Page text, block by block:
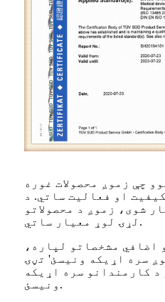
چې زموږ محصولات غوره
کیفیت او فعالیت ساتي. د TÜV په څیر د معتبرو
شوی، زموږ د محصولاتو
لړۍ لوړ معیار ساتي.
اضافي مشخصاتو لپاره،
سره اړیکه ونیسئ' تڼۍ
کارمندانو سره اړیکه
ونیسئ.